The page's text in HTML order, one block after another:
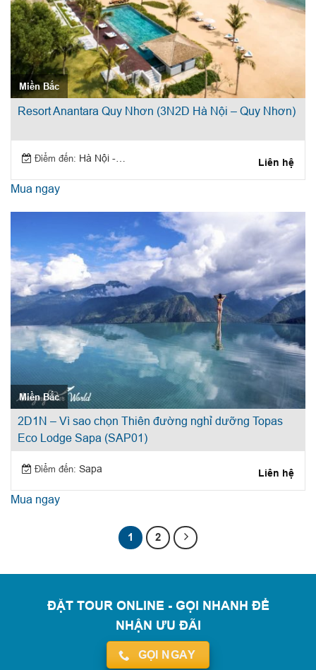
Miền Bắc
Resort Anantara Quy Nhơn (3N2D Hà Nội – Quy Nhơn)
Điểm đến: Hà Nội - Quy Nhơn Liên hệ
Mua ngay
Miền Bắc
2D1N – Vì sao chọn Thiên đường nghỉ dưỡng Topas
Eco Lodge Sapa (SAP01)
Điểm đến: Sapa Liên hệ
Mua ngay
1 2
ĐẶT TOUR ONLINE - GỌI NHANH ĐỂ
NHẬN ƯU ĐÃI
GỌI NGAY